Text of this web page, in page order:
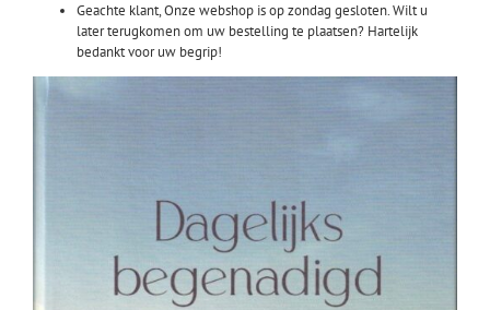
Geachte klant, Onze webshop is op zondag gesloten. Wilt u
later terugkomen om uw bestelling te plaatsen? Hartelijk
bedankt voor uw begrip!